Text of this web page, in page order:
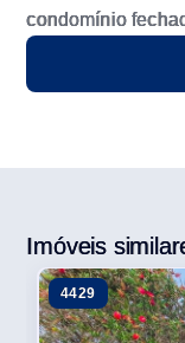
condomínio
próximo ao mar
lotes com muita
Piscinas externas
Gourmet -
jogos -Quadra
livre -Cancha de
Imóveis
4429